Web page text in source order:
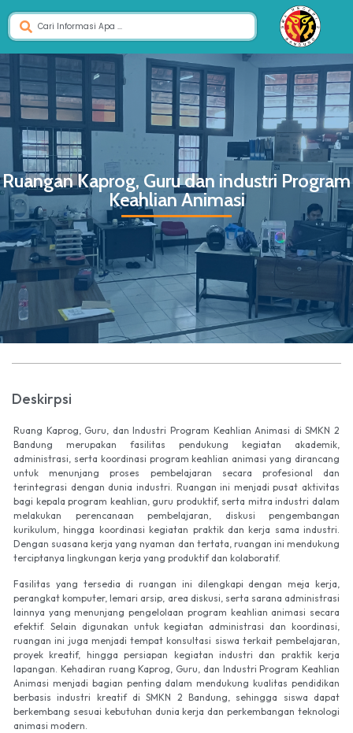
Ruangan Kaprog, Guru dan industri Program
Keahlian Animasi
Deskirpsi
Ruang Kaprog, Guru, dan Industri Program Keahlian Animasi di SMKN 2
Bandung merupakan fasilitas pendukung kegiatan akademik,
administrasi, serta koordinasi program keahlian animasi yang dirancang
untuk menunjang proses pembelajaran secara profesional dan
terintegrasi dengan dunia industri. Ruangan ini menjadi pusat aktivitas
bagi kepala program keahlian, guru produktif, serta mitra industri dalam
melakukan perencanaan pembelajaran, diskusi pengembangan
kurikulum, hingga koordinasi kegiatan praktik dan kerja sama industri.
Dengan suasana kerja yang nyaman dan tertata, ruangan ini mendukung
terciptanya lingkungan kerja yang produktif dan kolaboratif.
Fasilitas yang tersedia di ruangan ini dilengkapi dengan meja kerja,
perangkat komputer, lemari arsip, area diskusi, serta sarana administrasi
lainnya yang menunjang pengelolaan program keahlian animasi secara
efektif. Selain digunakan untuk kegiatan administrasi dan koordinasi,
ruangan ini juga menjadi tempat konsultasi siswa terkait pembelajaran,
proyek kreatif, hingga persiapan kegiatan industri dan praktik kerja
lapangan. Kehadiran ruang Kaprog, Guru, dan Industri Program Keahlian
Animasi menjadi bagian penting dalam mendukung kualitas pendidikan
berbasis industri kreatif di SMKN 2 Bandung, sehingga siswa dapat
berkembang sesuai kebutuhan dunia kerja dan perkembangan teknologi
animasi modern.